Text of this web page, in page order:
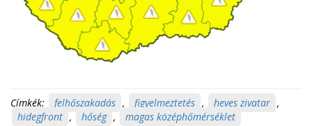
Címkék: felhőszakadás , figyelmeztetés , heves zivatar ,
hidegfront , hőség , magas középhőmérséklet